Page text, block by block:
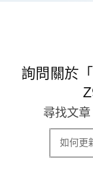
詢問關於
尋找文